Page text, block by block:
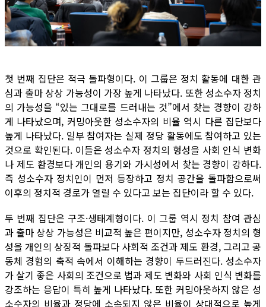
첫 번째 집단은 적극 돌파형이다. 이 그룹은 정치 활동에 대한 관
심과 출마 상상 가능성이 가장 높게 나타났다. 또한 성소수자 정치
의 가능성을 “있는 그대로를 드러내는 것”에서 찾는 경향이 강하
게 나타났으며, 커밍아웃한 성소수자의 비율 역시 다른 집단보다
높게 나타났다. 일부 참여자는 실제 정당 활동에도 참여하고 있는
것으로 확인된다. 이들은 성소수자 정치의 형성을 사회 인식 변화
나 제도 환경보다 개인의 용기와 가시성에서 찾는 경향이 강하다.
즉 성소수자 정치인이 먼저 등장하고 정치 공간을 돌파함으로써
이후의 정치적 경로가 열릴 수 있다고 보는 집단이라 할 수 있다.
두 번째 집단은 구조·생태계형이다. 이 그룹 역시 정치 참여 관심
과 출마 상상 가능성은 비교적 높은 편이지만, 성소수자 정치의 형
성을 개인의 상징적 돌파보다 사회적 조건과 제도 환경, 그리고 공
동체 경험의 축적 속에서 이해하는 경향이 두드러진다. 성소수자
가 살기 좋은 사회의 조건으로 법과 제도 변화와 사회 인식 변화를
강조하는 응답이 특히 높게 나타났다. 또한 커밍아웃하지 않은 성
소수자의 비율과 정당에 소속되지 않은 비율이 상대적으로 높게